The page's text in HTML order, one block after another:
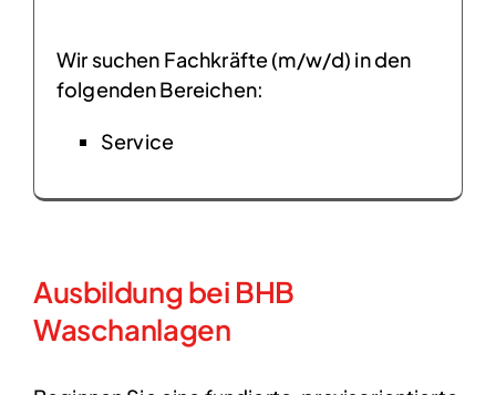
Wir suchen Fachkräfte (m/w/d) in den
folgenden Bereichen:
Service
Ausbildung bei BHB
Waschanlagen